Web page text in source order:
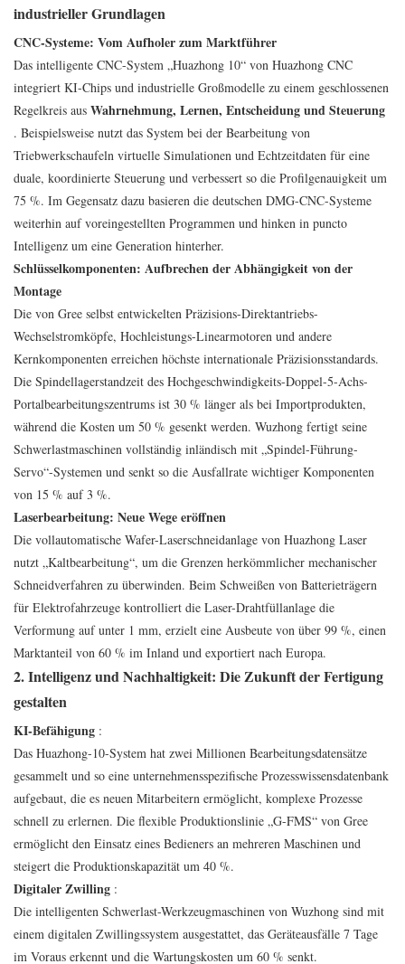
industrieller Grundlagen
CNC-Systeme: Vom Aufholer zum Marktführer
Das intelligente CNC-System „Huazhong 10“ von Huazhong CNC
integriert KI-Chips und industrielle Großmodelle zu einem geschlossenen
Regelkreis aus Wahrnehmung, Lernen, Entscheidung und Steuerung
. Beispielsweise nutzt das System bei der Bearbeitung von
Triebwerkschaufeln virtuelle Simulationen und Echtzeitdaten für eine
duale, koordinierte Steuerung und verbessert so die Profilgenauigkeit um
75 %. Im Gegensatz dazu basieren die deutschen DMG-CNC-Systeme
weiterhin auf voreingestellten Programmen und hinken in puncto
Intelligenz um eine Generation hinterher.
Schlüsselkomponenten: Aufbrechen der Abhängigkeit von der
Montage
Die von Gree selbst entwickelten Präzisions-Direktantriebs-
Wechselstromköpfe, Hochleistungs-Linearmotoren und andere
Kernkomponenten erreichen höchste internationale Präzisionsstandards.
Die Spindellagerstandzeit des Hochgeschwindigkeits-Doppel-5-Achs-
Portalbearbeitungszentrums ist 30 % länger als bei Importprodukten,
während die Kosten um 50 % gesenkt werden. Wuzhong fertigt seine
Schwerlastmaschinen vollständig inländisch mit „Spindel-Führung-
Servo“-Systemen und senkt so die Ausfallrate wichtiger Komponenten
von 15 % auf 3 %.
Laserbearbeitung: Neue Wege eröffnen
Die vollautomatische Wafer-Laserschneidanlage von Huazhong Laser
nutzt „Kaltbearbeitung“, um die Grenzen herkömmlicher mechanischer
Schneidverfahren zu überwinden. Beim Schweißen von Batterieträgern
für Elektrofahrzeuge kontrolliert die Laser-Drahtfüllanlage die
Verformung auf unter 1 mm, erzielt eine Ausbeute von über 99 %, einen
Marktanteil von 60 % im Inland und exportiert nach Europa.
2. Intelligenz und Nachhaltigkeit: Die Zukunft der Fertigung
gestalten
KI-Befähigung :
Das Huazhong-10-System hat zwei Millionen Bearbeitungsdatensätze
gesammelt und so eine unternehmensspezifische Prozesswissensdatenbank
aufgebaut, die es neuen Mitarbeitern ermöglicht, komplexe Prozesse
schnell zu erlernen. Die flexible Produktionslinie „G-FMS“ von Gree
ermöglicht den Einsatz eines Bedieners an mehreren Maschinen und
steigert die Produktionskapazität um 40 %.
Digitaler Zwilling :
Die intelligenten Schwerlast-Werkzeugmaschinen von Wuzhong sind mit
einem digitalen Zwillingssystem ausgestattet, das Geräteausfälle 7 Tage
im Voraus erkennt und die Wartungskosten um 60 % senkt.